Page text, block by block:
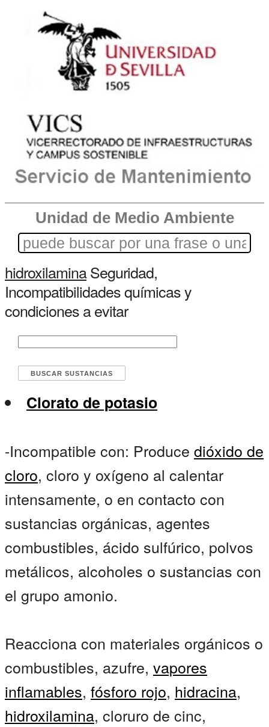
Unidad de Medio Ambiente
hidroxilaminaSeguridad,
Incompatibilidades químicas y
condiciones a evitar
Clorato de potasio
-Incompatible con: Produce dióxido de
cloro, cloro y oxígeno al calentar
intensamente, o en contacto con
sustancias orgánicas, agentes
combustibles, ácido sulfúrico, polvos
metálicos, alcoholes o sustancias con
el grupo amonio.
Reacciona con materiales orgánicos o
combustibles, azufre, vapores
inflamables, fósforo rojo, hidracina,
hidroxilamina, cloruro de cinc,